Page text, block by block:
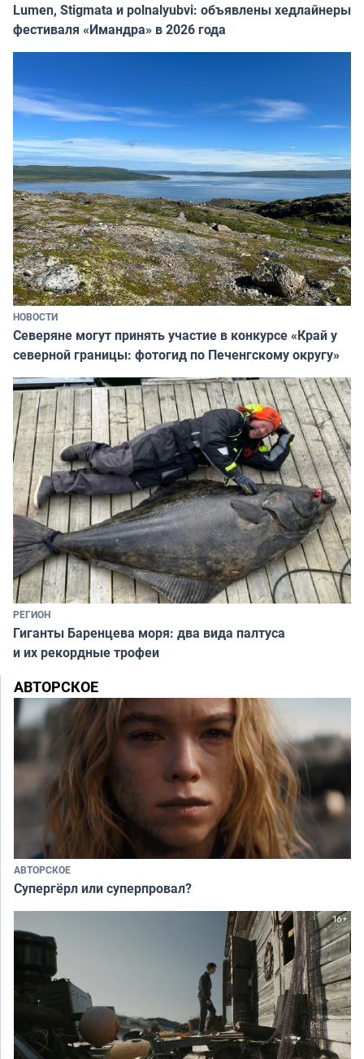
Lumen, Stigmata и polnalyubvi: объявлены хедлайнеры
фестиваля «Имандра» в 2026 года
НОВОСТИ
Северяне могут принять участие в конкурсе «Край у
северной границы: фотогид по Печенгскому округу»
РЕГИОН
Гиганты Баренцева моря: два вида палтуса
и их рекордные трофеи
АВТОРСКОЕ
АВТОРСКОЕ
Супергёрл или суперпровал?